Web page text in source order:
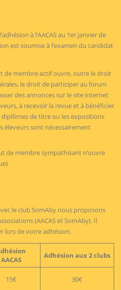
à l’AACAS au 1er janvier de
est soumise à l’examen du candidat
de membre actif ouvre, outre le droit
le droit de participer au forum
des annonces sur le site internet
à recevoir la revue et à bénéficier
de titre ou les expositions
éleveurs sont nécessairement
de membre sympathisant n’ouvre
le club SomAby nous proposons
(AACAS et SomAby). Il
lors de votre adhésion.
AACAS
Adhésion aux 2 clubs
15€ 30€